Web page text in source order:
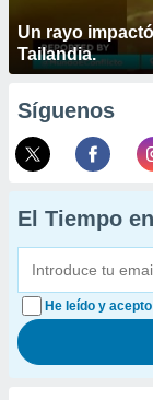
Un rayo
Tailandia.
Síguenos
El Tiempo
He leído y